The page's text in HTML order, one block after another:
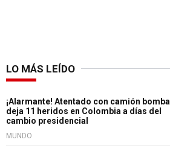
LO MÁS LEÍDO
¡Alarmante! Atentado con camión bomba
deja 11 heridos en Colombia a días del
cambio presidencial
MUNDO